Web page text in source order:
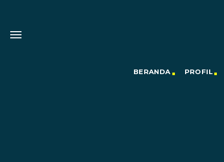
BERANDA PROFIL